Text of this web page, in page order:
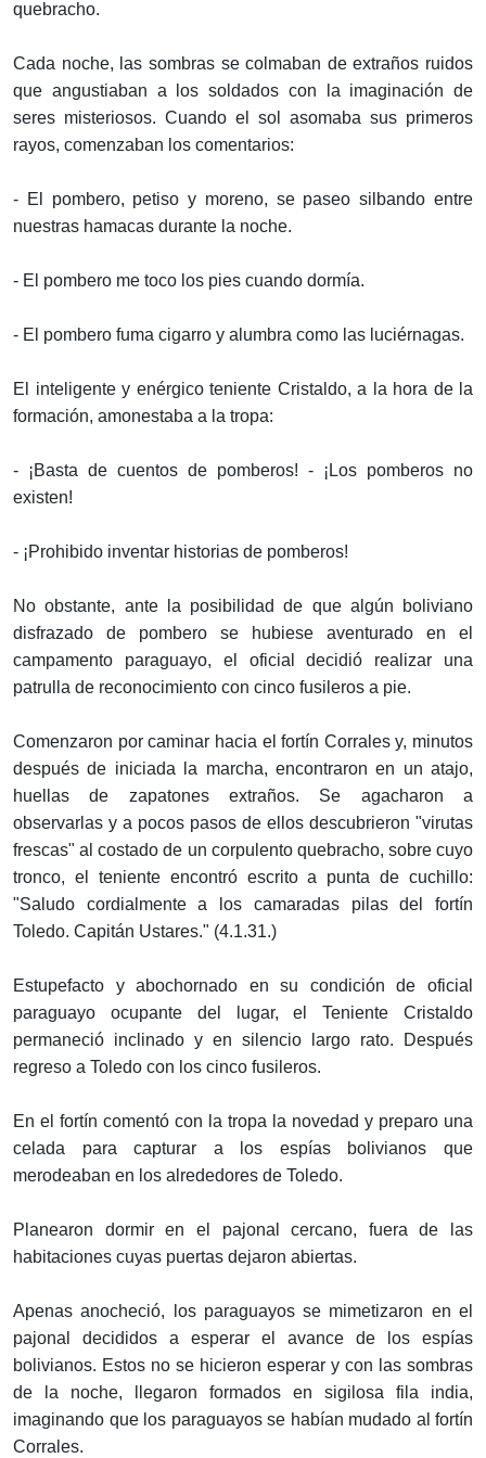
quebracho.
Cada noche, las sombras se colmaban de extraños ruidos
que angustiaban a los soldados con la imaginación de
seres misteriosos. Cuando el sol asomaba sus primeros
rayos, comenzaban los comentarios:
- El pombero, petiso y moreno, se paseo silbando entre
nuestras hamacas durante la noche.
- El pombero me toco los pies cuando dormía.
- El pombero fuma cigarro y alumbra como las luciérnagas.
El inteligente y enérgico teniente Cristaldo, a la hora de la
formación, amonestaba a la tropa:
- ¡Basta de cuentos de pomberos! - ¡Los pomberos no
existen!
- ¡Prohibido inventar historias de pomberos!
No obstante, ante la posibilidad de que algún boliviano
disfrazado de pombero se hubiese aventurado en el
campamento paraguayo, el oficial decidió realizar una
patrulla de reconocimiento con cinco fusileros a pie.
Comenzaron por caminar hacia el fortín Corrales y, minutos
después de iniciada la marcha, encontraron en un atajo,
huellas de zapatones extraños. Se agacharon a
observarlas y a pocos pasos de ellos descubrieron "virutas
frescas" al costado de un corpulento quebracho, sobre cuyo
tronco, el teniente encontró escrito a punta de cuchillo:
"Saludo cordialmente a los camaradas pilas del fortín
Toledo. Capitán Ustares." (4.1.31.)
Estupefacto y abochornado en su condición de oficial
paraguayo ocupante del lugar, el Teniente Cristaldo
permaneció inclinado y en silencio largo rato. Después
regreso a Toledo con los cinco fusileros.
En el fortín comentó con la tropa la novedad y preparo una
celada para capturar a los espías bolivianos que
merodeaban en los alrededores de Toledo.
Planearon dormir en el pajonal cercano, fuera de las
habitaciones cuyas puertas dejaron abiertas.
Apenas anocheció, los paraguayos se mimetizaron en el
pajonal decididos a esperar el avance de los espías
bolivianos. Estos no se hicieron esperar y con las sombras
de la noche, llegaron formados en sigilosa fila india,
imaginando que los paraguayos se habían mudado al fortín
Corrales.